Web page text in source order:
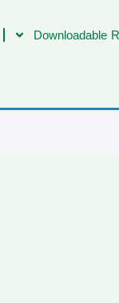
Downloadable